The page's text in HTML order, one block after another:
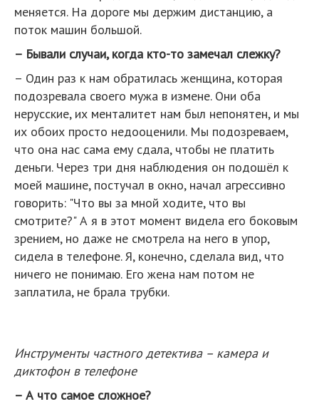
меняется. На дороге мы держим дистанцию, а
поток машин большой.
– Бывали случаи, когда кто-то замечал слежку?
– Один раз к нам обратилась женщина, которая
подозревала своего мужа в измене. Они оба
нерусские, их менталитет нам был непонятен, и мы
их обоих просто недооценили. Мы подозреваем,
что она нас сама ему сдала, чтобы не платить
деньги. Через три дня наблюдения он подошёл к
моей машине, постучал в окно, начал агрессивно
говорить: "Что вы за мной ходите, что вы
смотрите?" А я в этот момент видела его боковым
зрением, но даже не смотрела на него в упор,
сидела в телефоне. Я, конечно, сделала вид, что
ничего не понимаю. Его жена нам потом не
заплатила, не брала трубки.
Инструменты частного детектива – камера и
диктофон в телефоне
– А что самое сложное?